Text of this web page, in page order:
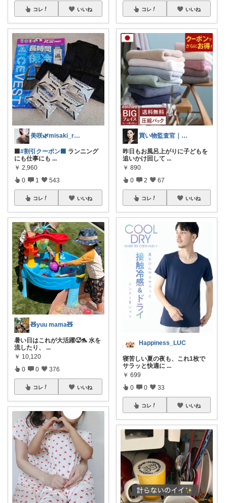
コレ いいね
美咲🌿misaki_room_ig
⬛#割引クーポン⬛ ランニング
にも仕事にも ...
￥ 2,960
0 1 543
コレ いいね
🧸yuu mama🧸
暑い日はこれが大活躍🥵🐬 水を
流したり、
...
￥ 10,120
0 0 376
コレ いいね
コレ いいね
買い物監査官｜損する商品、排除します
昨日もお風呂上がりに子どもを
追いかけ回して ...
￥ 890
0 2 67
コレ いいね
Happiness_LUC
寝苦しい夏の夜も、これ1枚で
サラッと快適に ...
￥ 699
0 0 33
コレ いいね